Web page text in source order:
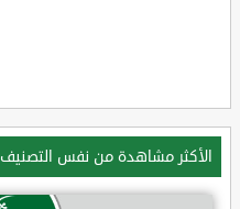
الأكثر مشاهدة من نفس التصنيف